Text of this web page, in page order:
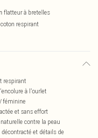
flatteur à bretelles
respirant
respirant
à l'ourlet
féminine
et sans effort
contre la peau
et détails de